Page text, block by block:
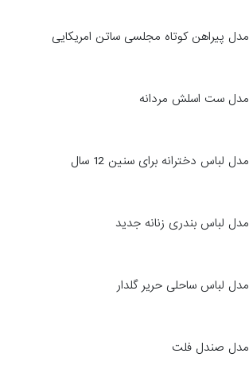
مدل پیراهن کوتاه مجلسی ساتن امریکایی
مدل ست اسلش مردانه
مدل لباس دخترانه برای سنین 12 سال
مدل لباس بندری زنانه جدید
مدل لباس ساحلی حریر گلدار
مدل صندل فلت